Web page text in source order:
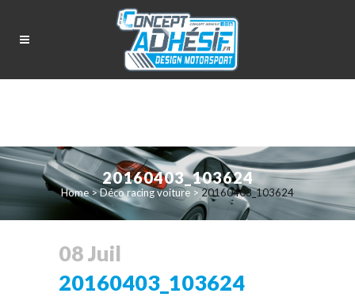
20160403_103624
Home>Déco racing voiture >20160403_103624
08 Juil
20160403_103624